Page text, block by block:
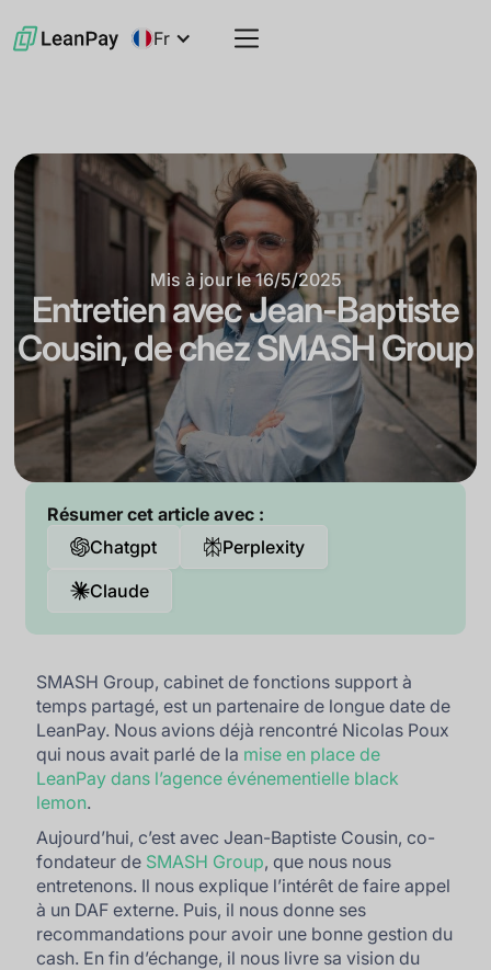
Fr
Mis à jour le 16/5/2025
Entretien avec Jean-Baptiste
Cousin, de chez SMASH Group
Résumer cet article avec :
Chatgpt
Perplexity
Claude
SMASH Group, cabinet de fonctions support à
temps partagé, est un partenaire de longue date de
LeanPay. Nous avions déjà rencontré Nicolas Poux
qui nous avait parlé de la mise en place de
LeanPay dans l’agence événementielle black
lemon.
Aujourd’hui, c’est avec Jean-Baptiste Cousin, co-
fondateur de SMASH Group, que nous nous
entretenons. Il nous explique l’intérêt de faire appel
à un DAF externe. Puis, il nous donne ses
recommandations pour avoir une bonne gestion du
cash. En fin d’échange, il nous livre sa vision du